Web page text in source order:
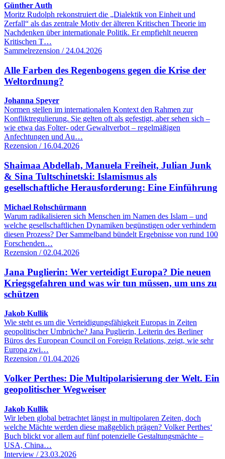
Günther Auth
Moritz Rudolph rekonstruiert die „Dialektik von Einheit und
Zerfall“ als das zentrale Motiv der älteren Kritischen Theorie im
Nachdenken über internationale Politik. Er empfiehlt neueren
Kritischen T…
Sammelrezension / 24.04.2026
Alle Farben des Regenbogens gegen die Krise der
Weltordnung?
Johanna Speyer
Normen stellen im internationalen Kontext den Rahmen zur
Konfliktregulierung. Sie gelten oft als gefestigt, aber sehen sich –
wie etwa das Folter- oder Gewaltverbot – regelmäßigen
Anfechtungen und Au…
Rezension / 16.04.2026
Shaimaa Abdellah, Manuela Freiheit, Julian Junk
& Sina Tultschinetski: Islamismus als
gesellschaftliche Herausforderung: Eine Einführung
Michael Rohschürmann
Warum radikalisieren sich Menschen im Namen des Islam – und
welche gesellschaftlichen Dynamiken begünstigen oder verhindern
diesen Prozess? Der Sammelband bündelt Ergebnisse von rund 100
Forschenden…
Rezension / 02.04.2026
Jana Puglierin: Wer verteidigt Europa? Die neuen
Kriegsgefahren und was wir tun müssen, um uns zu
schützen
Jakob Kullik
Wie steht es um die Verteidigungsfähigkeit Europas in Zeiten
geopolitischer Umbrüche? Jana Puglierin, Leiterin des Berliner
Büros des European Council on Foreign Relations, zeigt, wie sehr
Europa zwi…
Rezension / 01.04.2026
Volker Perthes: Die Multipolarisierung der Welt. Ein
geopolitischer Wegweiser
Jakob Kullik
Wir leben global betrachtet längst in multipolaren Zeiten, doch
welche Mächte werden diese maßgeblich prägen? Volker Perthes‘
Buch blickt vor allem auf fünf potenzielle Gestaltungsmächte –
USA, China…
Interview / 23.03.2026